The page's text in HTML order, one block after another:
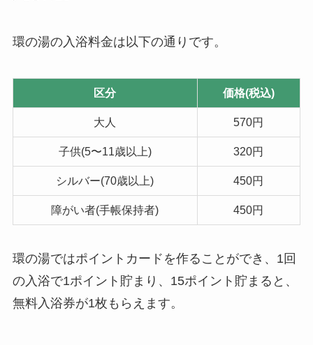
環の湯の入浴料金は以下の通りです。
区分 価格(税込)
大人 570円
子供(5〜11歳以上) 320円
シルバー(70歳以上) 450円
障がい者(手帳保持者) 450円
環の湯ではポイントカードを作ることができ、1回
の入浴で1ポイント貯まり、15ポイント貯まると、
無料入浴券が1枚もらえます。